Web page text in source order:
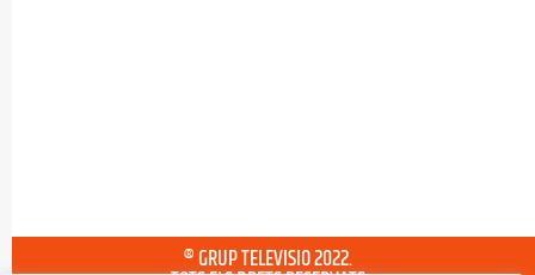
® GRUP TELEVISIO 2022.